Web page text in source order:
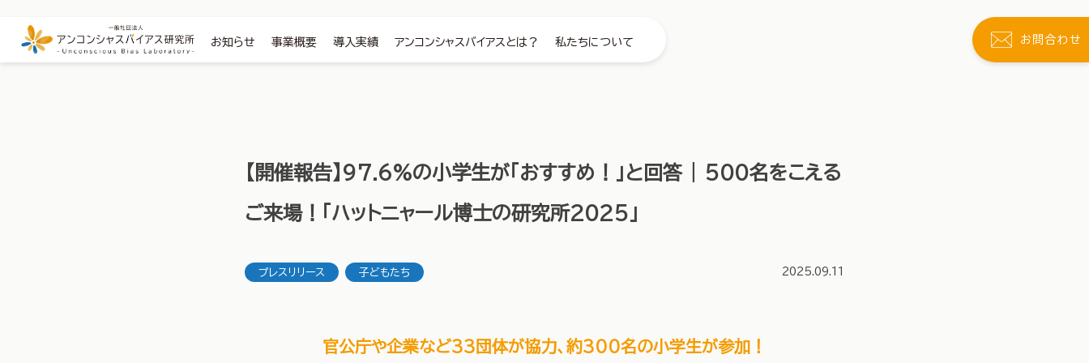
お知らせ 事業概要 導入実績 アンコンシャスバイアスとは？ 私たちについて お問合わせ
【開催報告】97.6%の小学生が「おすすめ！」と回答 | 500名をこえる
ご来場！「ハットニャール博士の研究所2025」
プレスリリース 子どもたち 2025.09.11
官公庁や企業など33団体が協力、約300名の小学生が参加！